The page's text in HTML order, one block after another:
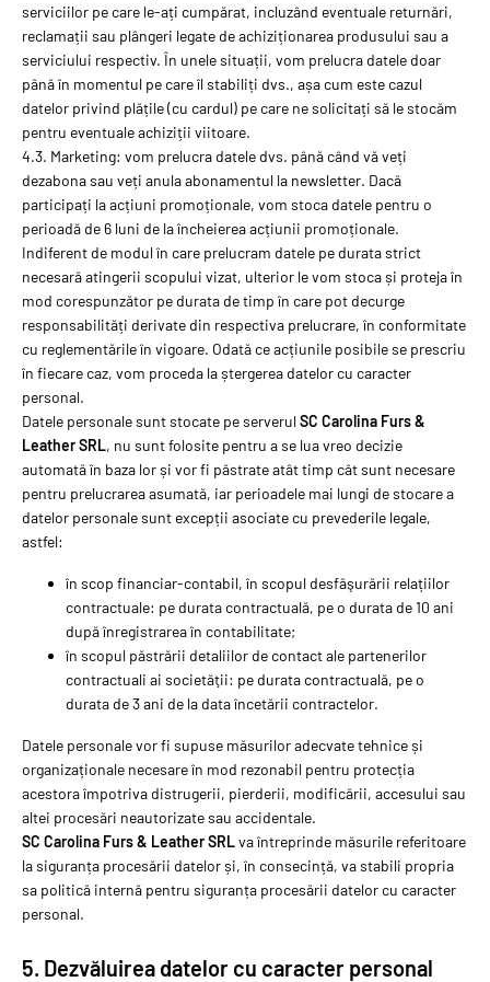
serviciilor pe care le-ați cumpărat, incluzând eventuale returnări,
reclamații sau plângeri legate de achiziționarea produsului sau a
serviciului respectiv. În unele situații, vom prelucra datele doar
până în momentul pe care îl stabiliți dvs., așa cum este cazul
datelor privind plățile (cu cardul) pe care ne solicitați să le stocăm
pentru eventuale achiziții viitoare.
4.3. Marketing: vom prelucra datele dvs. până când vă veți
dezabona sau veți anula abonamentul la newsletter. Dacă
participați la acțiuni promoționale, vom stoca datele pentru o
perioadă de 6 luni de la încheierea acțiunii promoționale.
Indiferent de modul în care prelucram datele pe durata strict
necesară atingerii scopului vizat, ulterior le vom stoca și proteja în
mod corespunzător pe durata de timp în care pot decurge
responsabilități derivate din respectiva prelucrare, în conformitate
cu reglementările în vigoare. Odată ce acțiunile posibile se prescriu
în fiecare caz, vom proceda la ștergerea datelor cu caracter
personal.
Datele personale sunt stocate pe serverulSC Carolina Furs &
Leather SRL, nu sunt folosite pentru a se lua vreo decizie
automată în baza lor și vor fi păstrate atât timp cât sunt necesare
pentru prelucrarea asumată, iar perioadele mai lungi de stocare a
datelor personale sunt excepții asociate cu prevederile legale,
astfel:
în scop financiar-contabil, în scopul desfăşurării relațiilor
contractuale: pe durata contractuală, pe o durata de 10 ani
după înregistrarea în contabilitate;
în scopul păstrării detaliilor de contact ale partenerilor
contractuali ai societăţii: pe durata contractuală, pe o
durata de 3 ani de la data încetării contractelor.
Datele personale vor fi supuse măsurilor adecvate tehnice și
organizaționale necesare în mod rezonabil pentru protecția
acestora împotriva distrugerii, pierderii, modificării, accesului sau
altei procesări neautorizate sau accidentale.
SC Carolina Furs & Leather SRLva întreprinde măsurile referitoare
la siguranța procesării datelor și, în consecință, va stabili propria
sa politică internă pentru siguranța procesării datelor cu caracter
personal.
5. Dezvăluirea datelor cu caracter personal